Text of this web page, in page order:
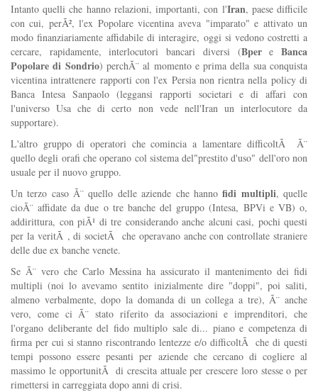
Intanto quelli che hanno relazioni, importanti, con l'Iran, paese difficile
con cui, perÃ², l'ex Popolare vicentina aveva "imparato" e attivato un
modo finanziariamente affidabile di interagire, oggi si vedono costretti a
cercare, rapidamente, interlocutori bancari diversi (BpereBanca
Popolare di Sondrio) perchÃ¨ al momento e prima della sua conquista
vicentina intrattenere rapporti con l'ex Persia non rientra nella policy di
Banca Intesa Sanpaolo (leggansi rapporti societari e di affari con
l'universo Usa che di certo non vede nell'Iran un interlocutore da
supportare).
L'altro gruppo di operatori che comincia a lamentare difficoltÃ Ã¨
quello degli orafi che operano col sistema del"prestito d'uso" dell'oro non
usuale per il nuovo gruppo.
Un terzo caso Ã¨ quello delle aziende che hannofidi multipli, quelle
cioÃ¨ affidate da due o tre banche del gruppo (Intesa, BPVi e VB) o,
addirittura, con piÃ¹ di tre considerando anche alcuni casi, pochi questi
per la veritÃ , di societÃ che operavano anche con controllate straniere
delle due ex banche venete.
Se Ã¨ vero che Carlo Messina ha assicurato il mantenimento dei fidi
multipli (noi lo avevamo sentito inizialmente dire "doppi", poi saliti,
almeno verbalmente, dopo la domanda di un collega a tre), Ã¨ anche
vero, come ci Ã¨ stato riferito da associazioni e imprenditori, che
l'organo deliberante del fido multiplo sale di... piano e competenza di
firma per cui si stanno riscontrando lentezze e/o difficoltÃ che di questi
tempi possono essere pesanti per aziende che cercano di cogliere al
massimo le opportunitÃ di crescita attuale per crescere loro stesse o per
rimettersi in carreggiata dopo anni di crisi.